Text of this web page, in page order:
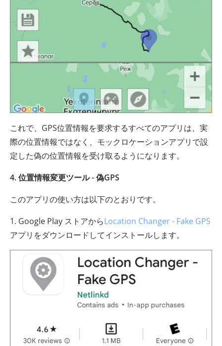
これで、GPS位置情報を要求するすべてのアプリは、実
際の位置情報ではなく、モックロケーションアプリで設
定した偽の位置情報を受け取るようになります。
4. 位置情報変更ツール - 偽GPS
このアプリの使い方は以下のとおりです。
1. Google Play ストアからLocation Changer - Fake GPS
アプリをダウンロードしてインストールします。